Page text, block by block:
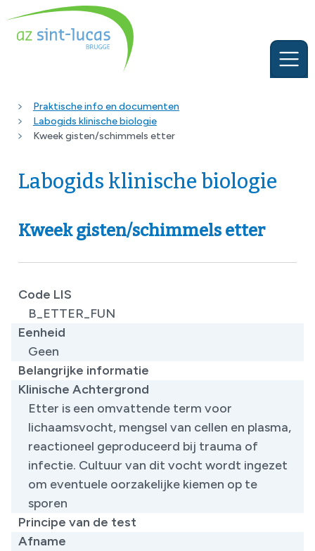
Praktische info en documenten
Labogids klinische biologie
Kweek gisten/schimmels etter
Labogids klinische biologie
Kweek gisten/schimmels etter
Code LIS
B_ETTER_FUN
Eenheid
Geen
Belangrijke informatie
Klinische Achtergrond
Etter is een omvattende term voor
lichaamsvocht, mengsel van cellen en plasma,
reactioneel geproduceerd bij trauma of
infectie. Cultuur van dit vocht wordt ingezet
om eventuele oorzakelijke kiemen op te
sporen
Principe van de test
Afname